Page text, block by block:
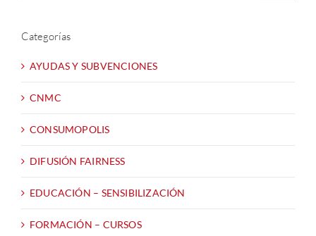
Categorías
AYUDAS Y SUBVENCIONES
CNMC
CONSUMOPOLIS
DIFUSIÓN FAIRNESS
EDUCACIÓN – SENSIBILIZACIÓN
FORMACIÓN – CURSOS